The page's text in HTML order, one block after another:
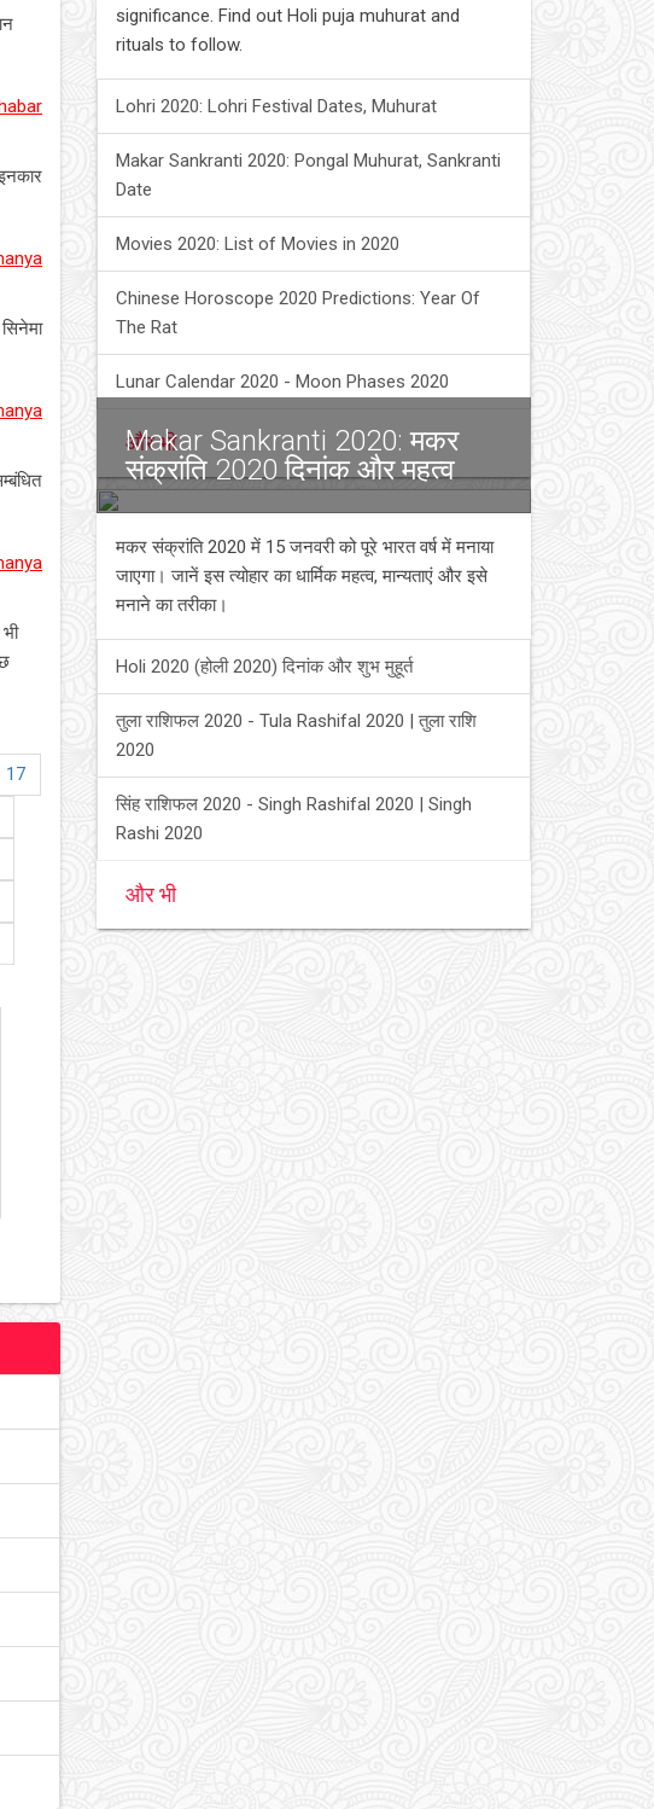
17
significance. Find out Holi puja muhurat and
rituals to follow.
Lohri 2020: Lohri Festival Dates, Muhurat
Makar Sankranti 2020: Pongal Muhurat, Sankranti
Date
Movies 2020: List of Movies in 2020
Chinese Horoscope 2020 Predictions: Year Of
The Rat
Lunar Calendar 2020 - Moon Phases 2020
और भी
Makar Sankranti 2020: मकर
संक्रांति 2020 दिनांक और महत्व
मकर संक्रांति 2020 में 15 जनवरी को पूरे भारत वर्ष में मनाया
जाएगा। जानें इस त्योहार का धार्मिक महत्व, मान्यताएं और इसे
मनाने का तरीका।
Holi 2020 (होली 2020) दिनांक और शुभ मुहूर्त
तुला राशिफल 2020 - Tula Rashifal 2020 | तुला राशि
2020
सिंह राशिफल 2020 - Singh Rashifal 2020 | Singh
Rashi 2020
और भी